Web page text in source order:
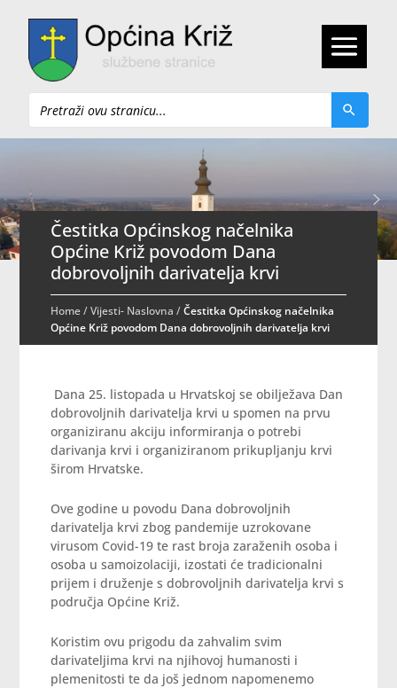
Pretraži
Čestitka Općinskog načelnika
Općine Križ povodom Dana
dobrovoljnih darivatelja krvi
Home/Vijesti- Naslovna /Čestitka Općinskog načelnika
Općine Križ povodom Dana dobrovoljnih darivatelja krvi
Dana 25. listopada u Hrvatskoj se obilježava Dan
dobrovoljnih darivatelja krvi u spomen na prvu
organiziranu akciju informiranja o potrebi
darivanja krvi i organiziranom prikupljanju krvi
širom Hrvatske.
Ove godine u povodu Dana dobrovoljnih
darivatelja krvi zbog pandemije uzrokovane
virusom Covid-19 te rast broja zaraženih osoba i
osoba u samoizolaciji, izostati će tradicionalni
prijem i druženje s dobrovoljnih darivatelja krvi s
područja Općine Križ.
Koristim ovu prigodu da zahvalim svim
darivateljima krvi na njihovoj humanosti i
plemenitosti te da još jednom napomenemo